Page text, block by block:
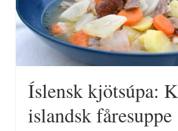
Fugl
Gryteretter
Snacks
Supper
Íslensk kjötsúpa:
islandsk fåresuppe